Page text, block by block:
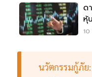
ด
หุ้
ป
นวัตกรรมกู้ภัย